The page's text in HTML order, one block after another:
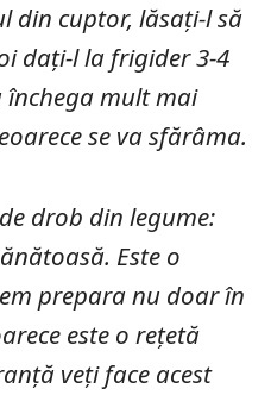
din cuptor, lăsați-l să
dați-l la frigider 3-4
închega mult mai
se va sfărâma.
drob din legume:
Este o
prepara nu doar în
este o rețetă
veți face acest